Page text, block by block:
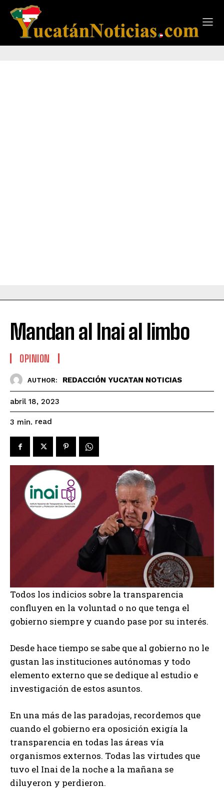
Mandan al Inai al limbo
OPINION
AUTHOR: REDACCIÓN YUCATAN NOTICIAS
abril 18, 2023
3 min. read
Todos los indicios sobre la transparencia
confluyen en la voluntad o no que tenga el
gobierno siempre y cuando pase por su interés.
Desde hace tiempo se sabe que al gobierno no le
gustan las instituciones autónomas y todo
elemento externo que se dedique al estudio e
investigación de estos asuntos.
En una más de las paradojas, recordemos que
cuando el gobierno era oposición exigía la
transparencia en todas las áreas vía
organismos externos. Todas las virtudes que
tuvo el Inai de la noche a la mañana se
diluyeron y perdieron.